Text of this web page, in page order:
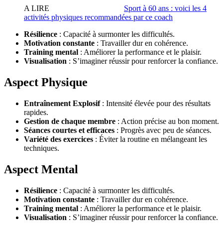
A LIRE
Sport à 60 ans : voici les 4
activités physiques recommandées par ce coach
Résilience : Capacité à surmonter les difficultés.
Motivation constante : Travailler dur en cohérence.
Training mental : Améliorer la performance et le plaisir.
Visualisation : S’imaginer réussir pour renforcer la confiance.
Aspect Physique
Entraînement Explosif: Intensité élevée pour des résultats
rapides.
Gestion de chaque membre : Action précise au bon moment.
Séances courtes et efficaces : Progrès avec peu de séances.
Variété des exercices : Éviter la routine en mélangeant les
techniques.
Aspect Mental
Résilience : Capacité à surmonter les difficultés.
Motivation constante : Travailler dur en cohérence.
Training mental : Améliorer la performance et le plaisir.
Visualisation : S’imaginer réussir pour renforcer la confiance.